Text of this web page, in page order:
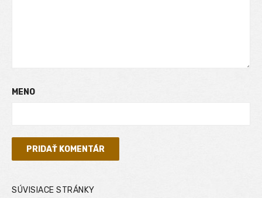
MENO
SÚVISIACE STRÁNKY